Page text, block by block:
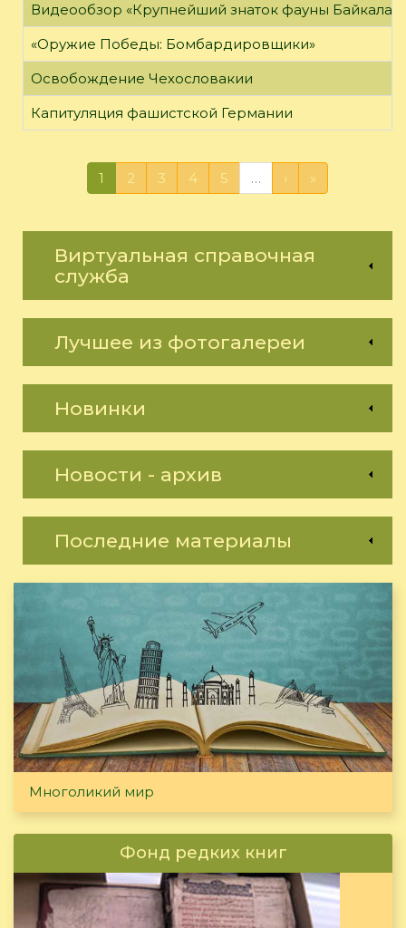
Видеообзор «Крупнейший знаток фауны Байкала»
«Оружие Победы: Бомбардировщики»
Освобождение Чехословакии
Капитуляция фашистской Германии
1 2 3 4 5 … › »
Виртуальная справочная
служба
Лучшее из фотогалереи
Новинки
Новости - архив
Последние материалы
Многоликий мир
Фонд редких книг